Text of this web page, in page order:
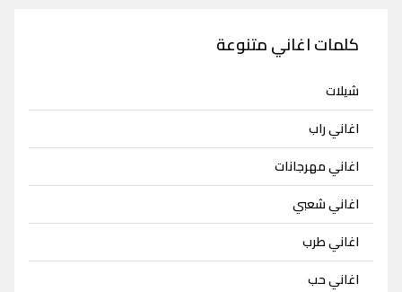
كلمات اغاني متنوعة
شيلات
اغاني راب
اغاني مهرجانات
اغاني شعبي
اغاني طرب
اغاني حب